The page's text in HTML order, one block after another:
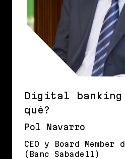
Digital
qué?
Pol Navarro
CEO y Board Member
(Banc Sabadell)